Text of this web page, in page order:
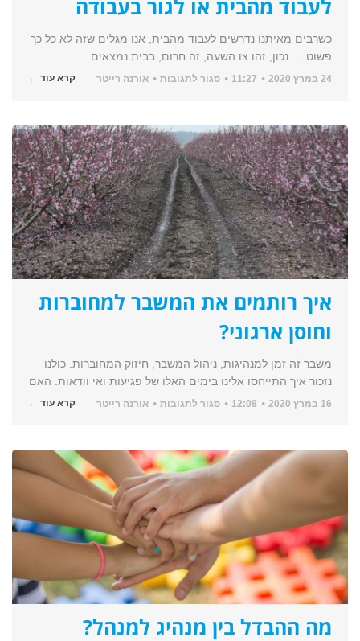
לעבוד מהבית או לגור בעבודה
כשרבים מאיתנו נדרשים לעבוד מהבית, אנו מגלים שזה לא כל כך
פשוט…. נכון, זהו צו השעה, זה חרום, בבית נמצאים
11:27 סגור לתגובותעל
לגור
בעבודה
אורנה רייטר קרא עוד ←
איך רותמים את המשבר למחוברות
וחוסן ארגוני?
משבר זה זמן למנהיגות, ניהול המשבר, חיזוק המחוברות. כולנו
נזכור איך התייחסו אלינו בימים האלו של פגיעות ואי וודאות. האם
12:08 סגור לתגובותעל
המשבר
למחוברות
וחוסן
ארגוני?
אורנה רייטר קרא עוד ←
מה ההבדל בין מנהיג למנהל?